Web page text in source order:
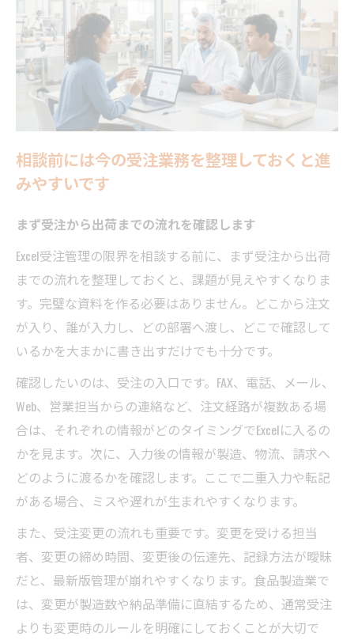
相談前には今の受注業務を整理しておくと進
みやすいです
まず受注から出荷までの流れを確認します
Excel受注管理の限界を相談する前に、まず受注から出荷
までの流れを整理しておくと、課題が見えやすくなりま
す。完璧な資料を作る必要はありません。どこから注文
が入り、誰が入力し、どの部署へ渡し、どこで確認して
いるかを大まかに書き出すだけでも十分です。
確認したいのは、受注の入口です。FAX、電話、メール、
Web、営業担当からの連絡など、注文経路が複数ある場
合は、それぞれの情報がどのタイミングでExcelに入るの
かを見ます。次に、入力後の情報が製造、物流、請求へ
どのように渡るかを確認します。ここで二重入力や転記
がある場合、ミスや遅れが生まれやすくなります。
また、受注変更の流れも重要です。変更を受ける担当
者、変更の締め時間、変更後の伝達先、記録方法が曖昧
だと、最新版管理が崩れやすくなります。食品製造業で
は、変更が製造数や納品準備に直結するため、通常受注
よりも変更時のルールを明確にしておくことが大切で